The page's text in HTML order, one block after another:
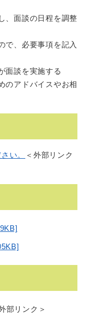
、面談の日程を調整
で、必要事項を記入
面談を実施する
のアドバイスやお相
い。
＜外部リンク
部リンク＞